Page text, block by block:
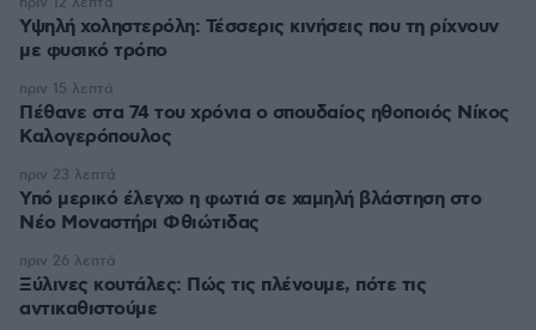
Υψηλή χοληστερόλη: Τέσσερις κινήσεις που τη ρίχνουν
με φυσικό τρόπο
Πέθανε στα 74 του χρόνια ο σπουδαίος ηθοποιός Νίκος
Καλογερόπουλος
πριν 15 λεπτά
Υπό μερικό έλεγχο η φωτιά σε χαμηλή βλάστηση στο
Νέο Μοναστήρι Φθιώτιδας
πριν 23 λεπτά
Ξύλινες κουτάλες: Πώς τις πλένουμε, πότε τις
αντικαθιστούμε
πριν 26 λεπτά